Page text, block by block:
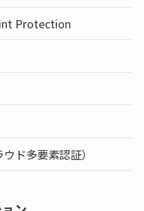
Protection
ド多要素認証）